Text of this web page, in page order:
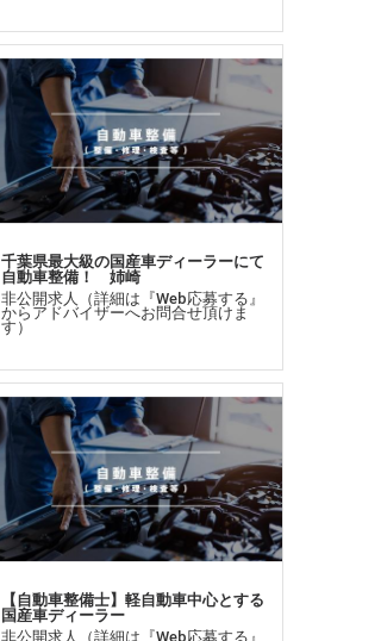
千葉県最大級の国産車ディーラーにて
自動車整備！ 姉崎
非公開求人（詳細は『Web応募する』
からアドバイザーへお問合せ頂けま
す）
【自動車整備士】軽自動車中心とする
国産車ディーラー
非公開求人（詳細は『Web応募する』